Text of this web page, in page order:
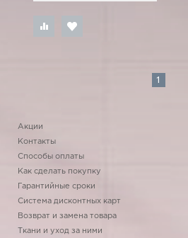
1
Акции
Контакты
Способы оплаты
Как сделать покупку
Гарантийные сроки
Система дисконтных карт
Возврат и замена товара
Ткани и уход за ними